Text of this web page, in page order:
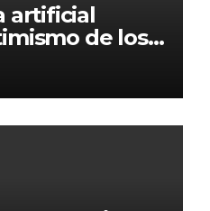
artificial
de los